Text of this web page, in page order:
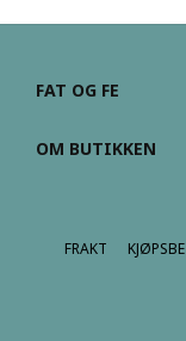
FAT OG FE
OM BUTIKKEN
FRAKT